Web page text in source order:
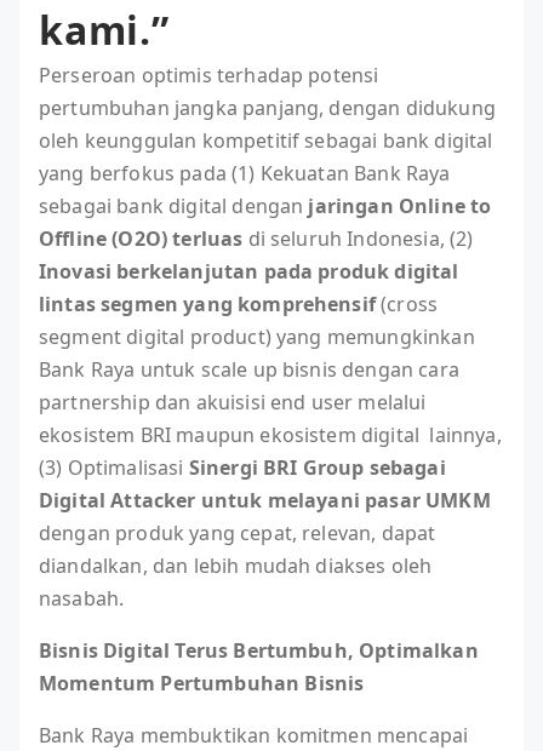
kami.”
Perseroan optimis terhadap potensi
pertumbuhan jangka panjang, dengan didukung
oleh keunggulan kompetitif sebagai bank digital
yang berfokus pada (1) Kekuatan Bank Raya
sebagai bank digital dengan jaringan Online to
Offline (O2O) terluas di seluruh Indonesia, (2)
Inovasi berkelanjutan pada produk digital
lintas segmen yang komprehensif(cross
segment digital product) yang memungkinkan
Bank Raya untuk scale up bisnis dengan cara
partnership dan akuisisi end user melalui
ekosistem BRI maupun ekosistem digital lainnya,
(3) Optimalisasi Sinergi BRI Group sebagai
Digital Attacker untuk melayani pasar UMKM
dengan produk yang cepat, relevan, dapat
diandalkan, dan lebih mudah diakses oleh
nasabah.
Bisnis Digital Terus Bertumbuh, Optimalkan
Momentum Pertumbuhan Bisnis
Bank Raya membuktikan komitmen mencapai